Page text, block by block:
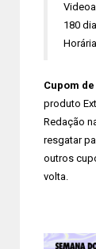
180
Cupom
produto
Redação
resgatar
outros
volta.